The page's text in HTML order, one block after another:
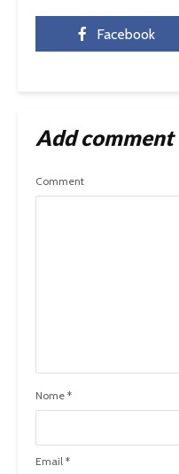
Facebook
Add comment
Comment
Nome *
Email *